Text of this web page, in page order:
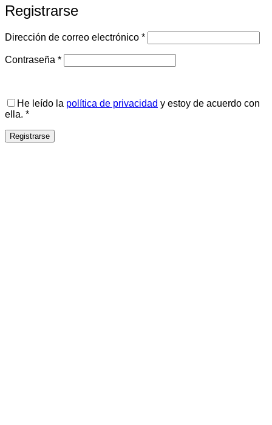
Registrarse
Dirección de correo electrónico *Obligatorio
Contraseña *Obligatorio
He leído la política de privacidad y estoy de acuerdo con
ella. *
Registrarse